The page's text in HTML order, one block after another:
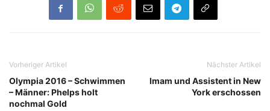
Vorheriger Artikel
Olympia 2016 – Schwimmen
– Männer: Phelps holt
nochmal Gold
Nächster Artikel
Imam und Assistent in New
York erschossen